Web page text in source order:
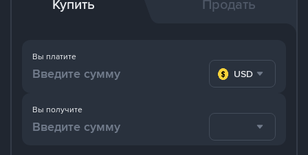
Купить Продать
Вы платите
USD
Вы получите